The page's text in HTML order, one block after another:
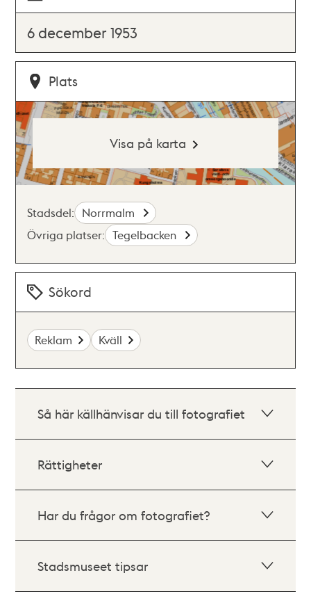
6 december 1953
Plats
Visa på karta
Stadsdel: Norrmalm
Övriga platser: Tegelbacken
Sökord
Reklam Kväll
Så här källhänvisar du till fotografiet
Rättigheter
Har du frågor om fotografiet?
Stadsmuseet tipsar